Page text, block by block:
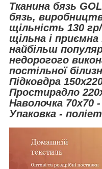
Тканина бязь
бязь,
щільність 130
щільна і
найбільш
недорогого
постільної
Підковдра
Простирадло
Наволочка 70х70
Упаковка -